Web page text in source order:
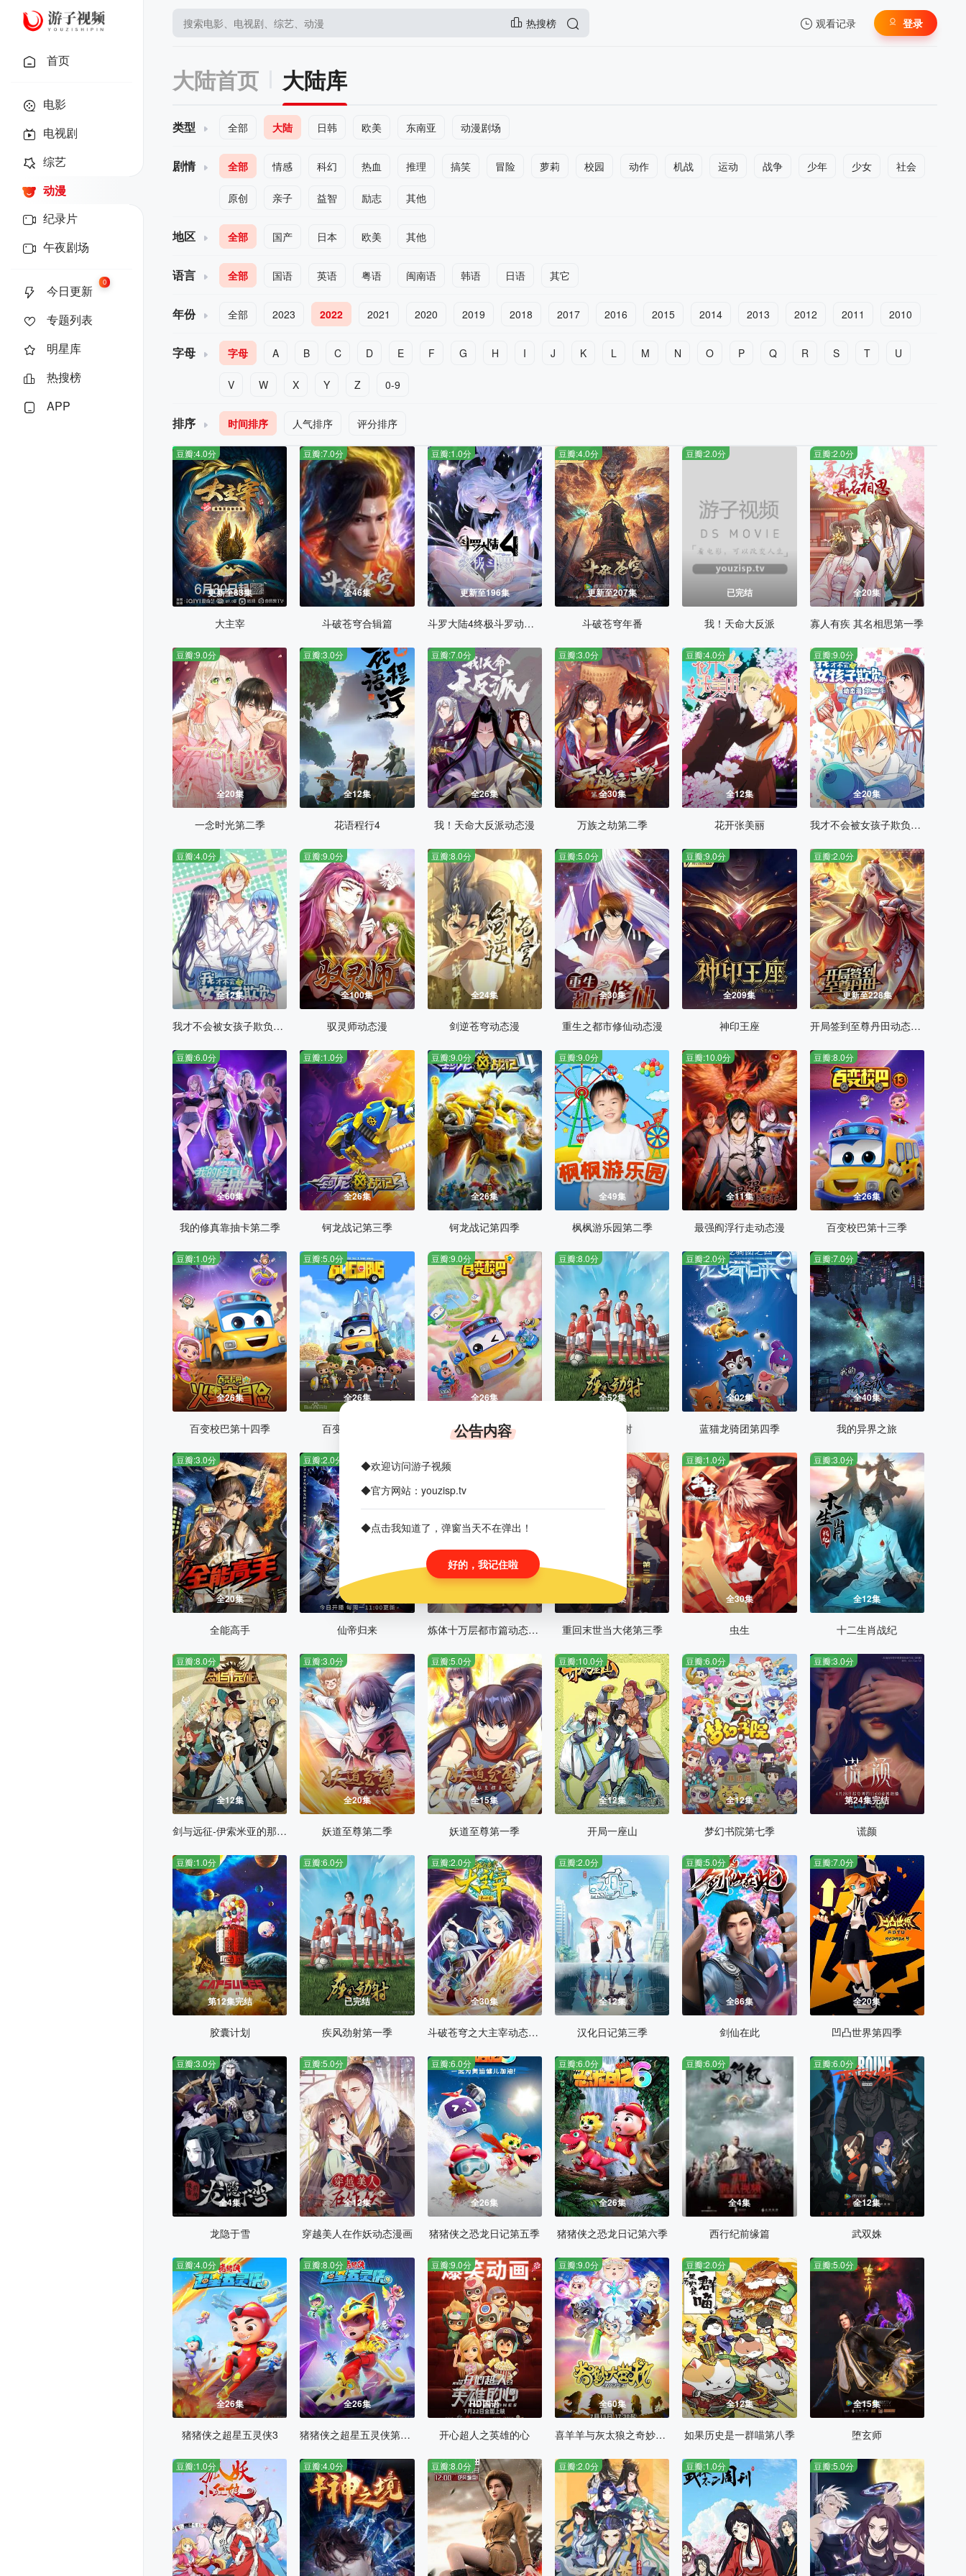
热搜榜 观看记录
暂无观看影片的记录
登录
首页
电影
电视剧
综艺
动漫
纪录片
午夜剧场
今日更新
0
专题列表
明星库
热搜榜
APP
大陆首页 大陆库
类型 全部 大陆 日韩 欧美 东南亚 动漫剧场
剧情 全部 情感 科幻 热血 推理 搞笑 冒险 萝莉 校园 动作 机战 运动 战争 少年 少女 社会
原创 亲子 益智 励志 其他
地区 全部 国产 日本 欧美 其他
语言 全部 国语 英语 粤语 闽南语 韩语 日语 其它
年份 全部 2023 2022 2021 2020 2019 2018 2017 2016 2015 2014 2013 2012 2011 2010
字母 字母 A B C D E F G H I J K L M N O P Q R S T U
V W X Y Z 0-9
排序 时间排序 人气排序 评分排序
更新至83集
豆瓣:4.0分
大主宰
全46集
豆瓣:7.0分
斗破苍穹合辑篇
更新至196集
豆瓣:1.0分
斗罗大陆4终极斗罗动态漫画
更新至207集
豆瓣:4.0分
斗破苍穹年番
已完结
豆瓣:2.0分
我！天命大反派
全20集
豆瓣:2.0分
寡人有疾 其名相思第一季
全20集
豆瓣:9.0分
一念时光第二季
全12集
豆瓣:3.0分
花语程行4
全26集
豆瓣:7.0分
我！天命大反派动态漫
全30集
豆瓣:3.0分
万族之劫第二季
全12集
豆瓣:4.0分
花开张美丽
全20集
豆瓣:9.0分
我才不会被女孩子欺负呢动态漫第二季
全12集
豆瓣:4.0分
我才不会被女孩子欺负呢动态漫
全100集
豆瓣:9.0分
驭灵师动态漫
全24集
豆瓣:8.0分
剑逆苍穹动态漫
全30集
豆瓣:5.0分
重生之都市修仙动态漫
全209集
豆瓣:9.0分
神印王座
更新至228集
豆瓣:2.0分
开局签到至尊丹田动态漫画
全60集
豆瓣:6.0分
我的修真靠抽卡第二季
全26集
豆瓣:1.0分
钶龙战记第三季
全26集
豆瓣:9.0分
钶龙战记第四季
全49集
豆瓣:9.0分
枫枫游乐园第二季
全11集
豆瓣:10.0分
最强阎浮行走动态漫
全26集
豆瓣:8.0分
百变校巴第十三季
全26集
豆瓣:1.0分
百变校巴第十四季
全26集
豆瓣:5.0分
百变校巴第九季
全26集
豆瓣:9.0分
百变校巴第十季
全52集
豆瓣:8.0分
疾风劲射
全02集
豆瓣:2.0分
蓝猫龙骑团第四季
全40集
豆瓣:7.0分
我的异界之旅
全20集
豆瓣:3.0分
全能高手
已完结
豆瓣:2.0分
仙帝归来
豆瓣:5.0分
炼体十万层都市篇动态漫画
全36集
重回末世当大佬第三季
全30集
豆瓣:1.0分
虫生
全12集
豆瓣:3.0分
十二生肖战纪
全12集
豆瓣:8.0分
剑与远征-伊索米亚的那些事儿
全20集
豆瓣:3.0分
妖道至尊第二季
全15集
豆瓣:5.0分
妖道至尊第一季
全12集
豆瓣:10.0分
开局一座山
全12集
豆瓣:6.0分
梦幻书院第七季
第24集完结
豆瓣:3.0分
谎颜
第12集完结
豆瓣:1.0分
胶囊计划
已完结
豆瓣:6.0分
疾风劲射第一季
全30集
豆瓣:2.0分
斗破苍穹之大主宰动态漫画第四季
全12集
豆瓣:2.0分
汉化日记第三季
全86集
豆瓣:5.0分
剑仙在此
全20集
豆瓣:7.0分
凹凸世界第四季
全4集
豆瓣:3.0分
龙隐于雪
全12集
豆瓣:5.0分
穿越美人在作妖动态漫画
全26集
豆瓣:6.0分
猪猪侠之恐龙日记第五季
全26集
豆瓣:6.0分
猪猪侠之恐龙日记第六季
全4集
豆瓣:6.0分
西行纪前缘篇
全12集
豆瓣:6.0分
武双姝
全26集
豆瓣:4.0分
猪猪侠之超星五灵侠3
全26集
豆瓣:8.0分
猪猪侠之超星五灵侠第四季
HD国语
豆瓣:9.0分
开心超人之英雄的心
全60集
豆瓣:9.0分
喜羊羊与灰太狼之奇妙大营救
全12集
豆瓣:2.0分
如果历史是一群喵第八季
全15集
豆瓣:5.0分
堕玄师
豆瓣:1.0分 豆瓣:4.0分 豆瓣:8.0分 豆瓣:2.0分 豆瓣:1.0分 豆瓣:5.0分
公告内容
◆欢迎访问游子视频
◆官方网站：youzisp.tv
◆点击我知道了，弹窗当天不在弹出！
好的，我记住啦